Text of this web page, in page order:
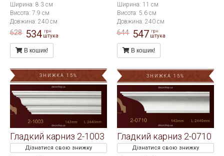
Ширина: 8.3 см
Висота: 7.9 см
Довжина: 240 см
628 534 грн
штука
В кошик!
Ширина: 11 см
Висота: 5.6 см
Довжина: 240 см
644 547 грн
штука
В кошик!
ЗНИЖКА 15%
Гладкий карниз 2-1003
Дізнатися свою знижку
ЗНИЖКА 15%
Гладкий карниз 2-0710
Дізнатися свою знижку